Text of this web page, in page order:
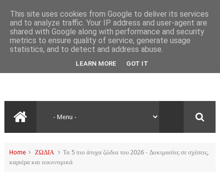
Home ΖΩΔΙΑ
Τα 5 πιο άτυχα ζώδια του 2026 - Δοκιμασίες σε σχέσεις,
καριέρα και οικονομικά
This site uses cookies from Google to deliver its services
and to analyze traffic. Your IP address and user-agent are
shared with Google along with performance and security
metrics to ensure quality of service, generate usage
statistics, and to detect and address abuse.
LEARN MORE GOT IT